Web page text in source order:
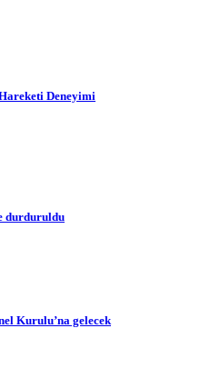
Deneyimi
durduruldu
Kurulu’na gelecek